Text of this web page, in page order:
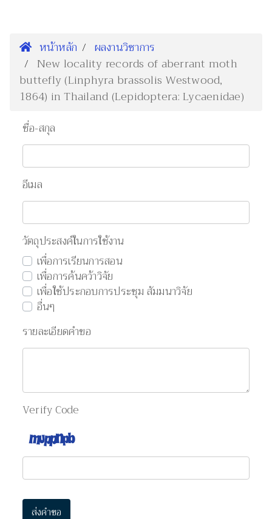
หน้าหลัก
ผลงานวิชาการ
New locality records of aberrant moth
buttefly (Linphyra brassolis Westwood,
1864) in Thailand (Lepidoptera: Lycaenidae)
ชื่อ-สกุล
อีเมล
วัตถุประสงค์ในการใช้งาน
เพื่อการเรียนการสอน
เพื่อการค้นคว้าวิจัย
เพื่อใช้ประกอบการประชุม สัมมนาวิจัย
อื่นๆ
รายละเอียดคำขอ
Verify Code
ส่งคำขอ